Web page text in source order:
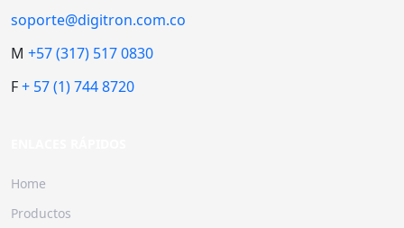
soporte@digitron.com.co
M +57 (317) 517 0830
F+ 57 (1) 744 8720
Home
Productos